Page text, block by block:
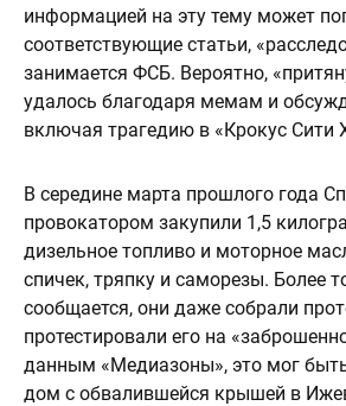
информацией на эту тему может
соответствующие статьи,
занимается ФСБ. Вероятно,
удалось благодаря мемам и
включая трагедию в «Крокус Сити
В середине марта прошлого года
провокатором закупили 1,5
дизельное топливо и моторное
спичек, тряпку и саморезы. Более
сообщается, они даже собрали
протестировали его на
данным «Медиазоны», это мог
дом с обвалившейся крышей в